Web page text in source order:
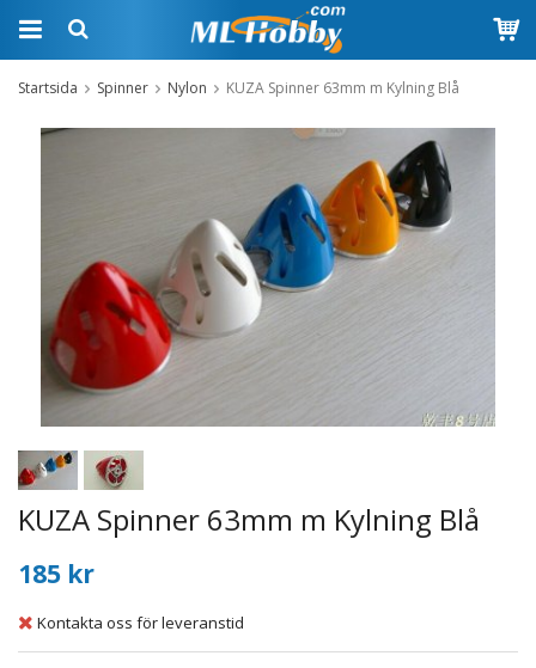
Startsida Spinner Nylon KUZA Spinner 63mm m Kylning Blå
KUZA Spinner 63mm m Kylning Blå
185 kr
Kontakta oss för leveranstid